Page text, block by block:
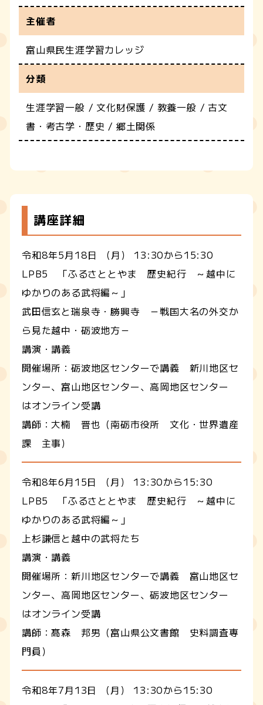
主催者
富山県民生涯学習カレッジ
分類
生涯学習一般 / 文化財保護 / 教養一般 / 古文
書・考古学・歴史 / 郷土関係
講座詳細
令和8年5月18日 （月） 13:30から15:30
LPB5 「ふるさととやま 歴史紀行 ～越中に
ゆかりのある武将編～」
武田信玄と瑞泉寺・勝興寺 －戦国大名の外交か
ら見た越中・砺波地方－
講演・講義
開催場所： 砺波地区センターで講義 新川地区セ
ンター、富山地区センター、高岡地区センター
はオンライン受講
講師：大楠 晋也（南砺市役所 文化・世界遺産
課 主事）
令和8年6月15日 （月） 13:30から15:30
LPB5 「ふるさととやま 歴史紀行 ～越中に
ゆかりのある武将編～」
上杉謙信と越中の武将たち
講演・講義
開催場所： 新川地区センターで講義 富山地区セ
ンター、高岡地区センター、砺波地区センター
はオンライン受講
講師：髙森 邦男（富山県公文書館 史料調査専
門員）
令和8年7月13日 （月） 13:30から15:30